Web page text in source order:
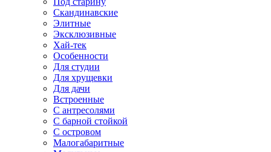
Скандинавские
Элитные
Эксклюзивные
Хай-тек
Особенности
Для студии
Для хрущевки
Для дачи
Встроенные
С антресолями
С барной стойкой
С островом
Малогабаритные